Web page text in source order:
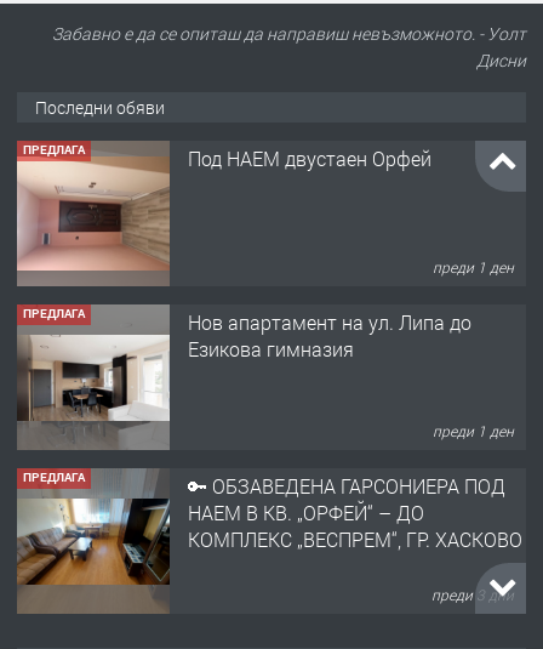
Забавно е да се опиташ да направиш невъзможното. - Уолт
Дисни
Последни обяви
ПРЕДЛАГА Под НАЕМ двустаен Орфей
преди 1 ден
ПРЕДЛАГА
Нов апартамент на ул. Липа до
Езикова гимназия
преди 1 ден
ПРЕДЛАГА
🔑 ОБЗАВЕДЕНА ГАРСОНИЕРА ПОД
НАЕМ В КВ. „ОРФЕЙ“ – ДО
КОМПЛЕКС „ВЕСПРЕМ“, ГР. ХАСКОВО
преди 3 дни